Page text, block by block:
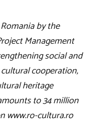
by the
Management
social and
cooperation,
heritage
to 34 million
www.ro-cultura.ro